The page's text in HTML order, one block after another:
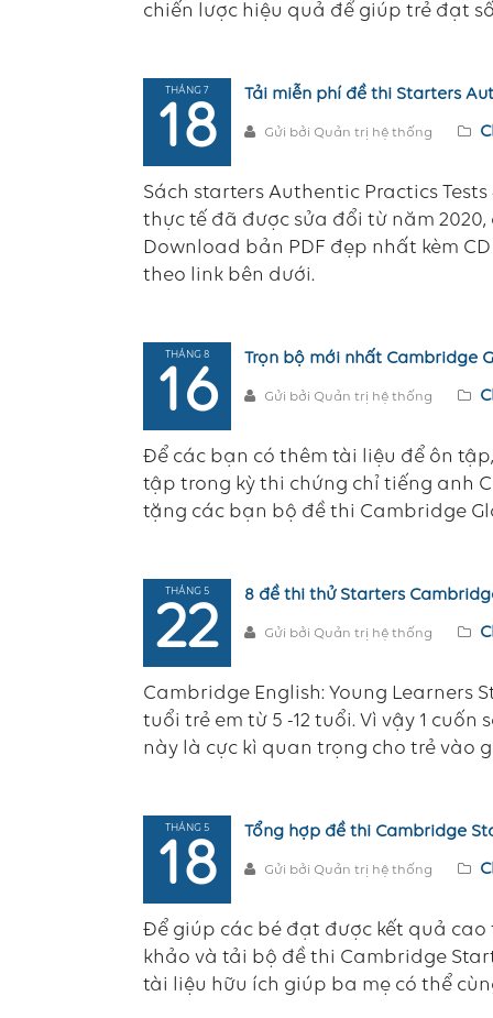
chiến lược hiệu quả để giúp trẻ đạt
THÁNG 7
18
Tải miễn phí đề thi Starters
Gửi bởi Quản trị hệ thống
Sách starters Authentic Practics
thực tế đã được sửa đổi từ năm
Download bản PDF đẹp nhất kèm
theo link bên dưới.
THÁNG 8
16
Trọn bộ mới nhất Cambridge
Gửi bởi Quản trị hệ thống
Để các bạn có thêm tài liệu để ôn
tập trong kỳ thi chứng chỉ tiếng anh
tặng các bạn bộ đề thi Cambridge
THÁNG 5
22
8 đề thi thử Starters
Gửi bởi Quản trị hệ thống
Cambridge English: Young Learners
tuổi trẻ em từ 5 -12 tuổi. Vì vậy 1
này là cực kì quan trọng cho trẻ vào
THÁNG 5
18
Tổng hợp đề thi Cambridge
Gửi bởi Quản trị hệ thống
Để giúp các bé đạt được kết quả
khảo và tải bộ đề thi Cambridge
tài liệu hữu ích giúp ba mẹ có thể